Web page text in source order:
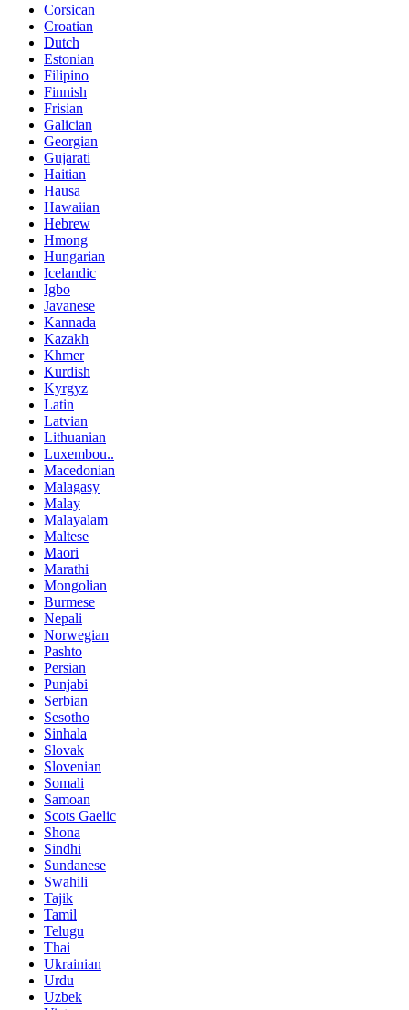
Corsican
Croatian
Dutch
Estonian
Filipino
Finnish
Frisian
Galician
Georgian
Gujarati
Haitian
Hausa
Hawaiian
Hebrew
Hmong
Hungarian
Icelandic
Igbo
Javanese
Kannada
Kazakh
Khmer
Kurdish
Kyrgyz
Latin
Latvian
Lithuanian
Luxembou..
Macedonian
Malagasy
Malay
Malayalam
Maltese
Maori
Marathi
Mongolian
Burmese
Nepali
Norwegian
Pashto
Persian
Punjabi
Serbian
Sesotho
Sinhala
Slovak
Slovenian
Somali
Samoan
Scots Gaelic
Shona
Sindhi
Sundanese
Swahili
Tajik
Tamil
Telugu
Thai
Ukrainian
Urdu
Uzbek